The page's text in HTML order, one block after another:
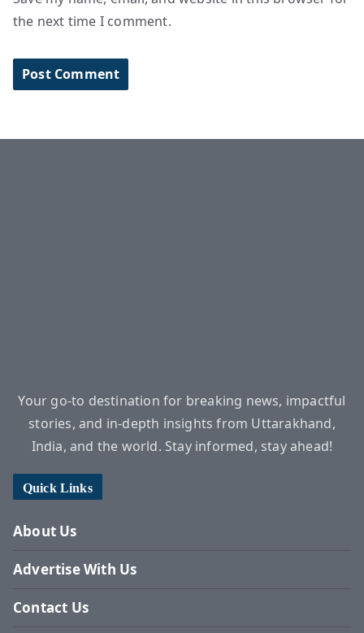
the next time I comment.
Your go-to destination for breaking news, impactful
stories, and in-depth insights from Uttarakhand,
India, and the world. Stay informed, stay ahead!
Quick Links
About Us
Advertise With Us
Contact Us